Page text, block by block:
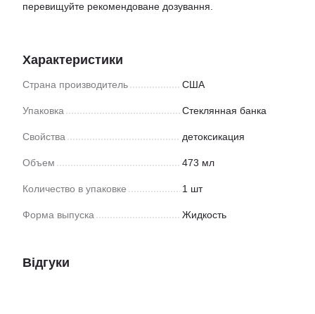
перевищуйте рекомендоване дозування.
Характеристики
Страна производитель США
Упаковка Стеклянная банка
Свойства детоксикация
Объем 473 мл
Количество в упаковке 1 шт
Форма выпуска Жидкость
Відгуки